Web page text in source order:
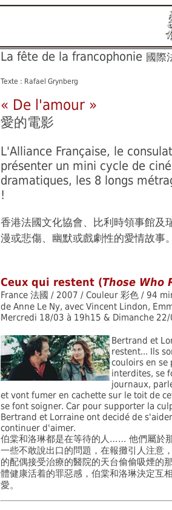
La fête de la francophonie 國際
Texte : Rafael Grynberg
« De l'amour »
愛的電影
L'Alliance Française, le
présenter un mini cycle de
dramatiques, les 8 longs
!
香港法國文化協會、比利時領事館及
漫或悲傷、幽默或戲劇性的愛情故事。
Ceux qui restent (Those Who
France 法國 / 2007 / Couleur 彩色 / 94
de Anne Le Ny, avec Vincent Lindon,
Mercredi 18/03 à 19h15 & Dimanche
Bertrand et
restent... Ils
couloirs en se
interdites, se
journaux,
et vont fumer en cachette sur le toit de
se font soigner. Car pour supporter la
Bertrand et Lorraine ont decidé de
continuer d'aimer.
伯棠和洛琳都是在等待的人…… 他們屬於
一些不敢說出口的問題，在報攤引人注意
的配偶接受治療的醫院的天台偷偷吸煙的
體健康活着的罪惡感，伯棠和洛琳決定互
愛。